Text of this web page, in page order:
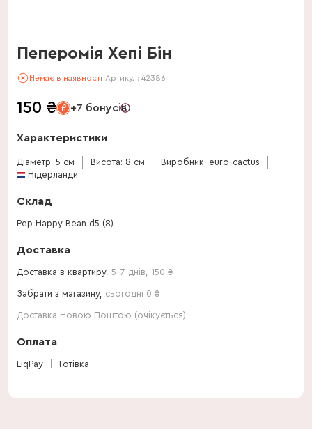
Пеперомія Хепі Бін
Немає в наявності Артикул: 42386
150 ₴ +7 бонусів
Характеристики
Діаметр: 5 см Висота: 8 см
Виробник: euro-cactus
Нідерланди
Склад
Pep Happy Bean d5 (8)
Доставка
Доставка в квартиру, 5-7 днів 150 ₴
Забрати з магазину, сьогодні 0 ₴
Доставка Новою Поштою (очікується)
Оплата
LiqPay Готівка